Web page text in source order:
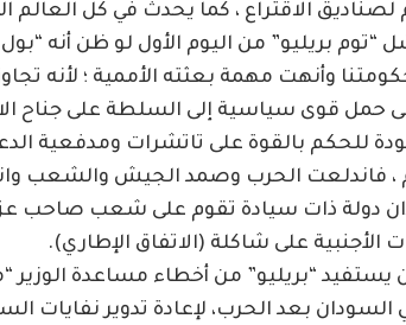
لصناديق الاقتراع ، كما يحدث في كل العالم
بريليو” من اليوم الأول لو ظن أنه
وأنهت مهمة بعثته الأممية ؛ لأنه
حمل قوى سياسية إلى السلطة على جناح
للحكم بالقوة على تاتشرات ومدفعية
، فاندلعت الحرب وصمد الجيش والشعب
دولة ذات سيادة تقوم على شعب صاحب
الأجنبية على شاكلة (الاتفاق الإطاري).
يستفيد “بريليو” من أخطاء مساعدة الوزير
السودان بعد الحرب، لإعادة تدوير نفايات